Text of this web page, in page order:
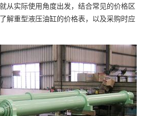
从实际使用角度出发，结合常见的价格区
解重型液压油缸的价格表，以及采购时应